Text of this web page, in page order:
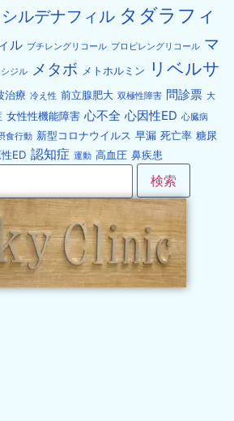
シルデナフィル タダラフィ
ル ブチレングリコール プロピレングリコール マ
シジル メタボ メトホルミン
リベルサ
治療 冷え性 前立腺肥大 双極性障害 問診票 大
女性性機能障害 心不全 心因性ED 心臓病
食行動 新型コロナウイルス 早漏 死亡率 糖尿
ED 認知症 運動 高血圧 鼻疾患